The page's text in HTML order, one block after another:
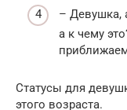
– Девушка,
а к чему
Статусы для
этого возраста.